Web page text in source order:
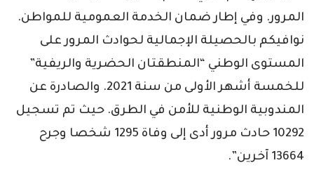
المرور. وفي إطار ضمان الخدمة العمومية للمواطن.
نوافيكم بالحصيلة الإجمالية لحوادث المرور على
المستوى الوطني “المنطقتان الحضرية والريفية”
للخمسة أشهر الأولى من سنة 2021. والصادرة عن
المندوبية الوطنية للأمن في الطرق. حيث تم تسجيل
10292 حادث مرور أدى إلى وفاة 1295 شخصا وجرح
13664 آخرين”.